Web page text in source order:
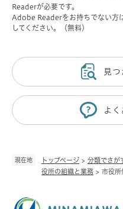
現在地 トップページ > 分類でさが
役所の組織と業務 > 市役所
Readerが必要です。
Adobe Readerをお持ちでない方
してください。（無料）
見
よ